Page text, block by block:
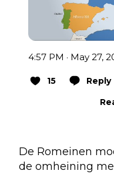
4:57 PM · May 27,
15 Reply
De Romeinen
de omheining